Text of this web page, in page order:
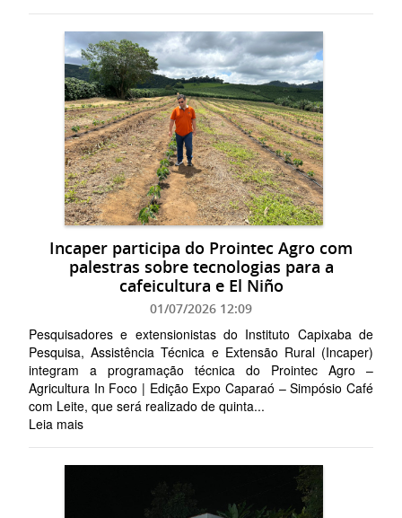
Incaper participa do Prointec Agro com
palestras sobre tecnologias para a
cafeicultura e El Niño
01/07/2026 12:09
Pesquisadores e extensionistas do Instituto Capixaba de
Pesquisa, Assistência Técnica e Extensão Rural (Incaper)
integram a programação técnica do Prointec Agro –
Agricultura In Foco | Edição Expo Caparaó – Simpósio Café
com Leite, que será realizado de quinta...
Leia mais